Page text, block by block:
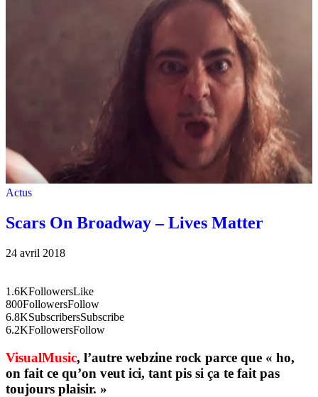
Actus
Scars On Broadway – Lives Matter
24 avril 2018
1.6KFollowersLike
800FollowersFollow
6.8KSubscribersSubscribe
6.2KFollowersFollow
VisualMusic, l’autre webzine rock parce que « ho,
on fait ce qu’on veut ici, tant pis si ça te fait pas
toujours plaisir. »